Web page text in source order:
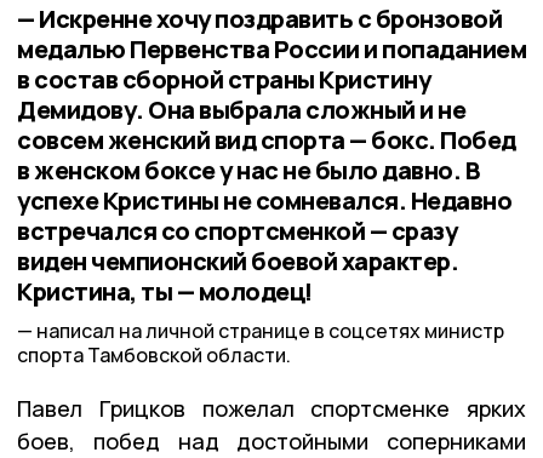
— Искренне хочу поздравить с бронзовой
медалью Первенства России и попаданием
в состав сборной страны Кристину
Демидову. Она выбрала сложный и не
совсем женский вид спорта — бокс. Побед
в женском боксе у нас не было давно. В
успехе Кристины не сомневался. Недавно
встречался со спортсменкой — сразу
виден чемпионский боевой характер.
Кристина, ты — молодец!
написал на личной странице в соцсетях министр
спорта Тамбовской области.
Павел Грицков пожелал спортсменке ярких
боев, побед над достойными соперниками